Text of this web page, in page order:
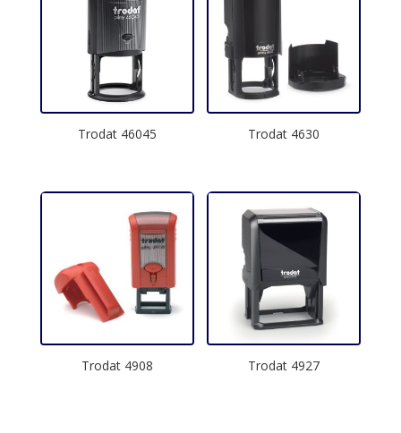
Trodat 46045 Trodat 4630
Trodat 4908 Trodat 4927